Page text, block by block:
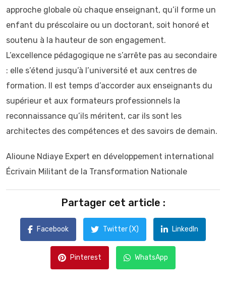
approche globale où chaque enseignant, qu’il forme un
enfant du préscolaire ou un doctorant, soit honoré et
soutenu à la hauteur de son engagement.
L’excellence pédagogique ne s’arrête pas au secondaire
: elle s’étend jusqu’à l’université et aux centres de
formation. Il est temps d’accorder aux enseignants du
supérieur et aux formateurs professionnels la
reconnaissance qu’ils méritent, car ils sont les
architectes des compétences et des savoirs de demain.
Alioune Ndiaye Expert en développement international
Écrivain Militant de la Transformation Nationale
Partager cet article :
Facebook Twitter (X) LinkedIn
Pinterest WhatsApp